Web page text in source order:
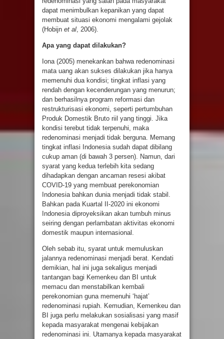
dapat menimbulkan kepanikan yang dapat
membuat situasi ekonomi mengalami gejolak
(Hobijn et al, 2006).
Apa yang dapat dilakukan?
Iona (2005) menekankan bahwa redenominasi
mata uang akan sukses dilakukan jika hanya
memenuhi dua kondisi; tingkat inflasi yang
rendah dengan kecenderungan yang menurun;
dan berhasilnya program reformasi dan
restrukturisasi ekonomi, seperti pertumbuhan
Produk Domestik Bruto riil yang tinggi. Jika
kondisi terebut tidak terpenuhi, maka
redenominasi menjadi tidak berguna. Memang
tingkat inflasi Indonesia sudah dapat dibilang
cukup aman (di bawah 3 persen). Namun, dari
syarat yang kedua terlebih kita sedang
dihadapkan dengan ancaman resesi akibat
COVID-19 yang membuat perekonomian
Indonesia bahkan dunia menjadi tidak stabil.
Bahkan pada Kuartal II-2020 ini ekonomi
Indonesia diproyeksikan akan tumbuh minus
seiring dengan perlambatan aktivitas ekonomi
domestik maupun internasional.
Oleh sebab itu, syarat untuk memuluskan
jalannya redenominasi menjadi berat. Kendati
demikian, hal ini juga sekaligus menjadi
tantangan bagi Kemenkeu dan BI untuk
memacu dan menstabilkan kembali
perekonomian guna memenuhi ‘hajat’
redenominasi rupiah. Kemudian, Kemenkeu dan
BI juga perlu melakukan sosialisasi yang masif
kepada masyarakat mengenai kebijakan
redenominasi ini. Utamanya kepada masyarakat